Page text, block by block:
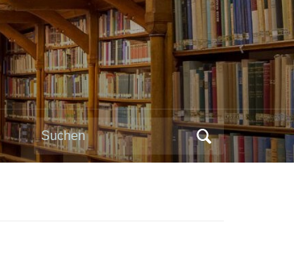
Search
for: